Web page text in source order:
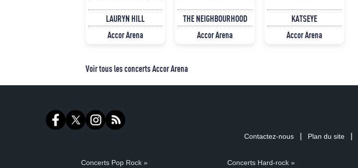
LAURYN HILL
Accor Arena
THE NEIGHBOURHOOD
Accor Arena
KATSEYE
Accor Arena
Voir tous les concerts Accor Arena
Contactez-nous Plan du site
Concerts Pop Rock » Concerts Hard-rock »